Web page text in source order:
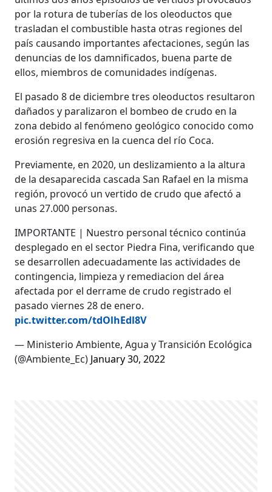
por la rotura de tuberías de los oleoductos que
trasladan el combustible hasta otras regiones del
país causando importantes afectaciones, según las
denuncias de los damnificados, buena parte de
ellos, miembros de comunidades indígenas.
El pasado 8 de diciembre tres oleoductos resultaron
dañados y paralizaron el bombeo de crudo en la
zona debido al fenómeno geológico conocido como
erosión regresiva en la cuenca del río Coca.
Previamente, en 2020, un deslizamiento a la altura
de la desaparecida cascada San Rafael en la misma
región, provocó un vertido de crudo que afectó a
unas 27.000 personas.
IMPORTANTE | Nuestro personal técnico continúa
desplegado en el sector Piedra Fina, verificando que
se desarrollen adecuadamente las actividades de
contingencia, limpieza y remediacion del área
afectada por el derrame de crudo registrado el
pasado viernes 28 de enero.
pic.twitter.com/tdOlhEdl8V
— Ministerio Ambiente, Agua y Transición Ecológica
(@Ambiente_Ec) January 30, 2022